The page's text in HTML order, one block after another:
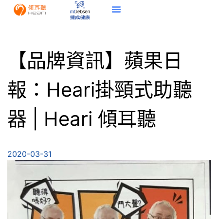
【品牌資訊】蘋果日
報：Heari掛頸式助聽
器 | Heari 傾耳聽
2020-03-31